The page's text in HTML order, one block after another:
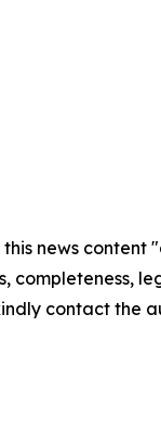
this news
completeness,
contact the